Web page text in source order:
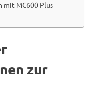
mit MG600 Plus
zur